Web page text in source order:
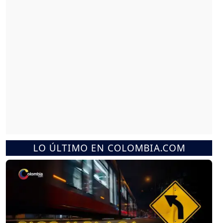
LO ÚLTIMO EN COLOMBIA.COM